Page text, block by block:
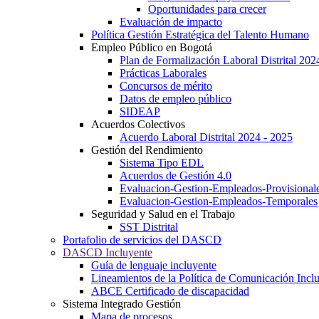
Oportunidades para crecer
Evaluación de impacto
Política Gestión Estratégica del Talento Humano
Empleo Público en Bogotá
Plan de Formalización Laboral Distrital
Prácticas Laborales
Concursos de mérito
Datos de empleo público
SIDEAP
Acuerdos Colectivos
Acuerdo Laboral Distrital 2024 - 2025
Gestión del Rendimiento
Sistema Tipo EDL
Acuerdos de Gestión 4.0
Evaluacion-Gestion-Empleados-
Evaluacion-Gestion-Empleados-Temporales
Seguridad y Salud en el Trabajo
SST Distrital
Portafolio de servicios del DASCD
DASCD Incluyente
Guía de lenguaje incluyente
Lineamientos de la Política de Comunicación
ABCE Certificado de discapacidad
Sistema Integrado Gestión
Mapa de procesos